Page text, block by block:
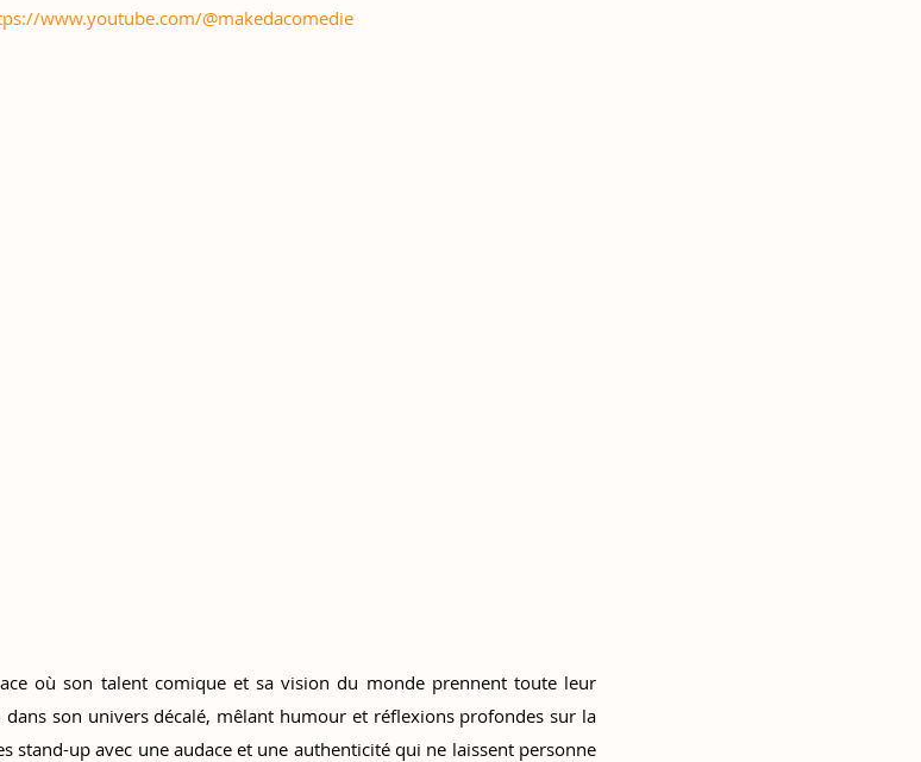
www.youtube.com/@makedacomedie
où son talent comique et sa vision du monde prennent toute leur
son univers décalé, mêlant humour et réflexions profondes sur la
stand-up avec une audace et une authenticité qui ne laissent personne